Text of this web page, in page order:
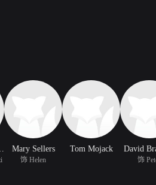
Mary Sellers
饰 Helen
Tom Mojack David
饰